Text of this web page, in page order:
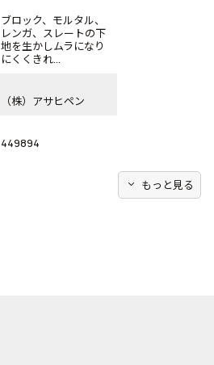
ブロック、モルタル、
レンガ、スレートの下
地を生かしムラになり
にくくきれ...
（株）アサヒペン
449894
expand_more もっと見る